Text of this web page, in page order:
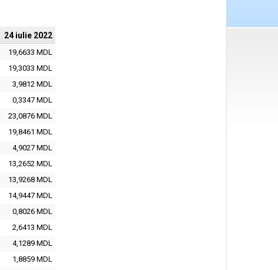
24 iulie 2022
19,6633 MDL
19,3033 MDL
3,9812 MDL
0,3347 MDL
23,0876 MDL
19,8461 MDL
4,9027 MDL
13,2652 MDL
13,9268 MDL
14,9447 MDL
0,8026 MDL
2,6413 MDL
4,1289 MDL
1,8859 MDL